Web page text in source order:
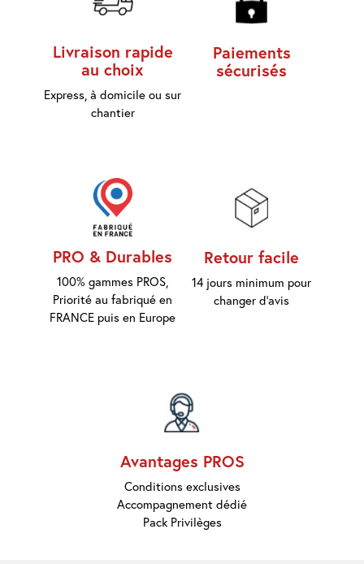
Livraison rapide
au choix
Express, à domicile ou sur
chantier
Paiements
sécurisés
PRO & Durables
100% gammes PROS,
Priorité au fabriqué en
FRANCE puis en Europe
Retour facile
14 jours minimum pour
changer d'avis
Avantages PROS
Conditions exclusives
Accompagnement dédié
Pack Privilèges